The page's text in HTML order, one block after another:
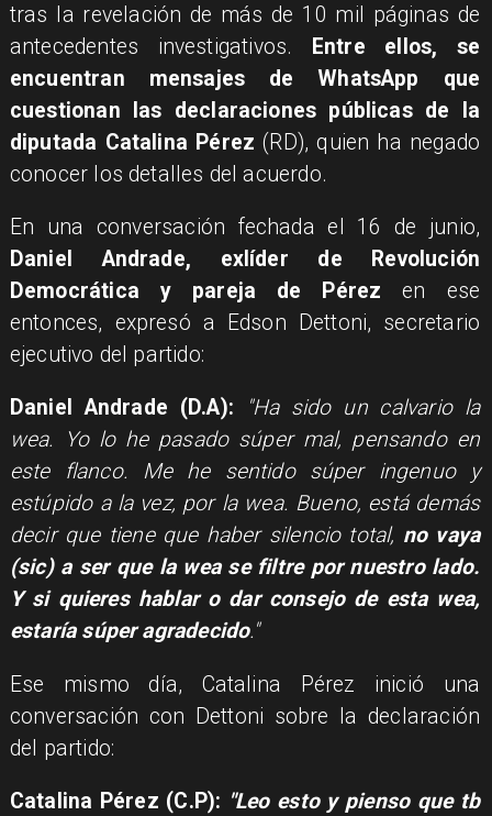
tras la revelación de más de 10 mil páginas de
antecedentes investigativos.
Entre ellos, se
encuentran mensajes de WhatsApp que
cuestionan las declaraciones públicas de la
diputada Catalina Pérez (RD), quien ha negado
conocer los detalles del acuerdo.
En una conversación fechada el 16 de junio,
Daniel Andrade, exlíder de Revolución
Democrática y pareja de Pérez en ese
entonces, expresó a Edson Dettoni, secretario
ejecutivo del partido:
Daniel Andrade (D.A):
"Ha sido un calvario la
wea. Yo lo he pasado súper mal, pensando en
este flanco. Me he sentido súper ingenuo y
estúpido a la vez, por la wea. Bueno, está demás
decir que tiene que haber silencio total, no vaya
(sic) a ser que la wea se filtre por nuestro lado.
Y si quieres hablar o dar consejo de esta wea,
estaría súper agradecido."
Ese mismo día, Catalina Pérez inició una
conversación con Dettoni sobre la declaración
del partido:
Catalina Pérez (C.P): "Leo esto y pienso que tb